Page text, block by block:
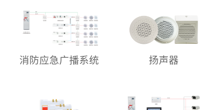
消防应急广播系统 扬声器